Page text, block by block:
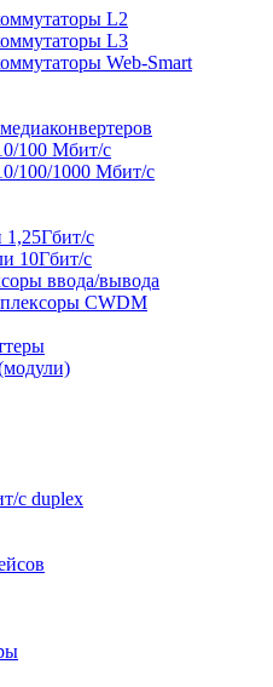
L2
L3
Web-Smart
100 Мбит/с
100/1000 Мбит/c
с
10Гбит/с
ввода/вывода
CWDM
с duplex